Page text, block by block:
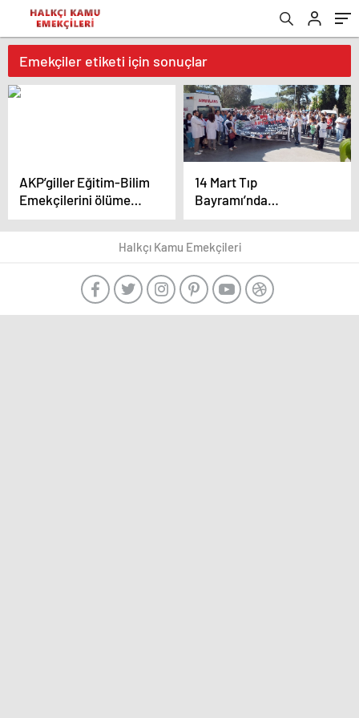
Emekçiler etiketi için sonuçlar
AKP’giller Eğitim-Bilim
Emekçilerini ölüme
terk ediyor!
14 Mart Tıp
Bayramı’nda
sağlıkçılar ve halkımız
mutsuz, örgütsüz…
Halkçı Kamu Emekçileri